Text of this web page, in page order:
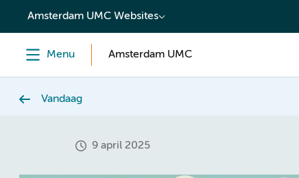
content
Amsterdam UMC Websites
Menu Amsterdam UMC
Vandaag
9 april 2025